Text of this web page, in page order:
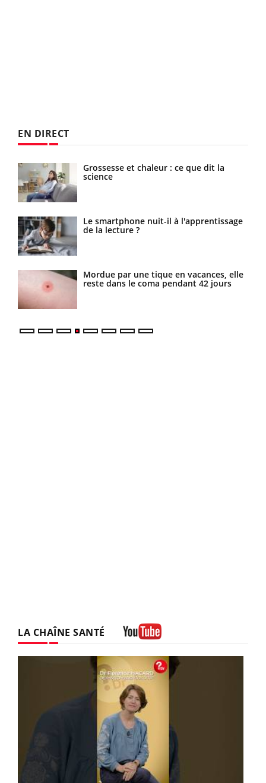
EN DIRECT
Grossesse et chaleur : ce que dit la
science
Le smartphone nuit-il à l'apprentissage
de la lecture ?
Mordue par une tique en vacances, elle
reste dans le coma pendant 42 jours
LA CHAÎNE SANTÉ